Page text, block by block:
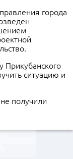
города
Прикубанского
ситуацию и
получили